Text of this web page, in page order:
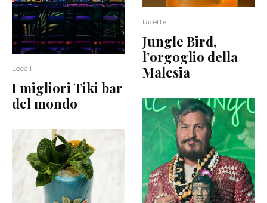
Locali
I migliori Tiki bar
del mondo
Ricette
Jungle Bird,
l’orgoglio della
Malesia